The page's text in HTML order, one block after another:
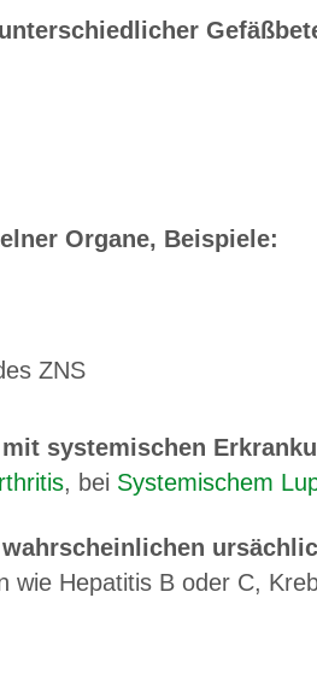
Organe, Beispiele:
ZNS
systemischen
, bei Systemischem
wie Hepatitis B oder C,